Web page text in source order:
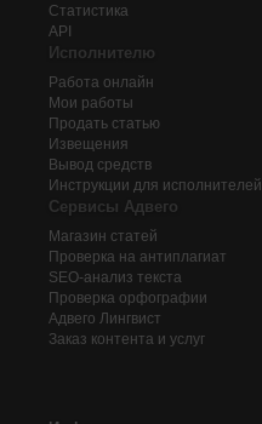
Статистика
API
Исполнителю
Работа онлайн
Мои работы
Продать статью
Извещения
Вывод средств
Инструкции для исполнителей
Сервисы Адвего
Магазин статей
Проверка на антиплагиат
SEO-анализ текста
Проверка орфографии
Адвего Лингвист
Заказ контента и услуг